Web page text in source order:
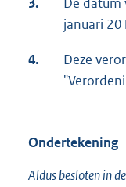
januari
4.
Deze
Ondertekening
Aldus besloten in